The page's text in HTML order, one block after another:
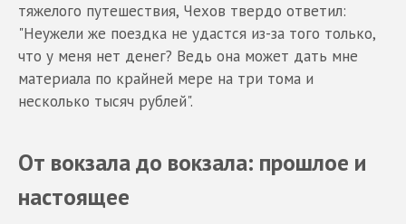
тяжелого путешествия, Чехов твердо ответил:
"Неужели же поездка не удастся из-за того только,
что у меня нет денег? Ведь она может дать мне
материала по крайней мере на три тома и
несколько тысяч рублей".
От вокзала до вокзала: прошлое и
настоящее